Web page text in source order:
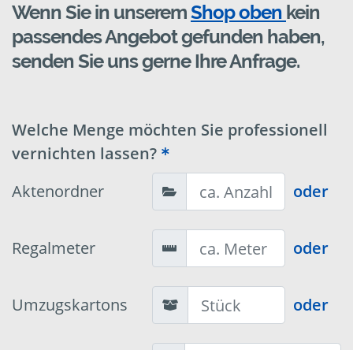
Wenn Sie in unseremShop oben kein
passendes Angebot gefunden haben,
senden Sie uns gerne Ihre Anfrage.
Welche Menge möchten Sie professionell
vernichten lassen?
Aktenordner
oder
Regalmeter oder
Umzugskartons oder